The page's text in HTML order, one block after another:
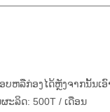
ບຫລືກ່ອງໄດ້ຫຼັງຈາກນັ້ນເອົ
ະລິດ: 500T / ເດືອນ